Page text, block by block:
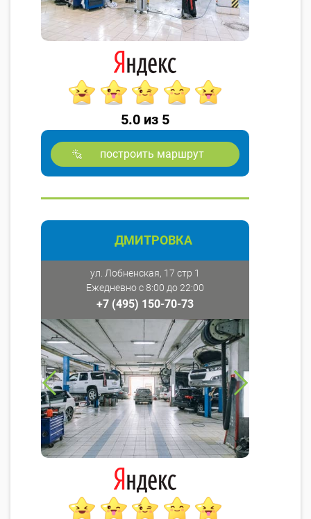
5.0 из 5
построить маршрут
ДМИТРОВКА
ул. Лобненская, 17 стр 1
Ежедневно с 8:00 до 22:00
+7 (495) 150-70-73